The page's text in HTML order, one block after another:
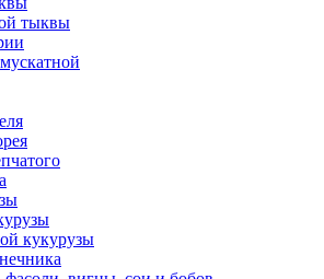
тыквы
кукурузы